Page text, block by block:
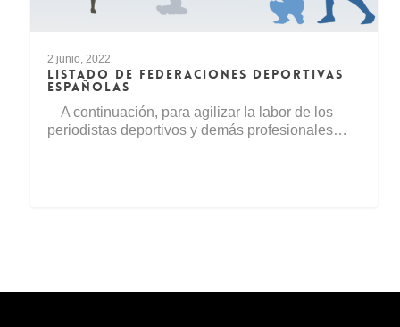
2 junio, 2022
LISTADO DE FEDERACIONES DEPORTIVAS
ESPAÑOLAS
A continuación, para agilizar la labor de los
periodistas deportivos y demás profesionales…